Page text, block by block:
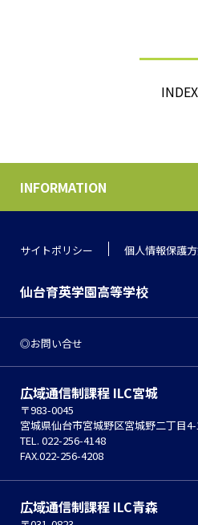
INDEX
INFORMATION
サイトポリシー 個人情報保護
仙台育英学園高等学校
お問い合せ
広域通信制課程 ILC宮城
〒983-0045
宮城県仙台市宮城野区宮城野二丁目4-
TEL. 022-256-4148
FAX.022-256-4208
広域通信制課程 ILC青森